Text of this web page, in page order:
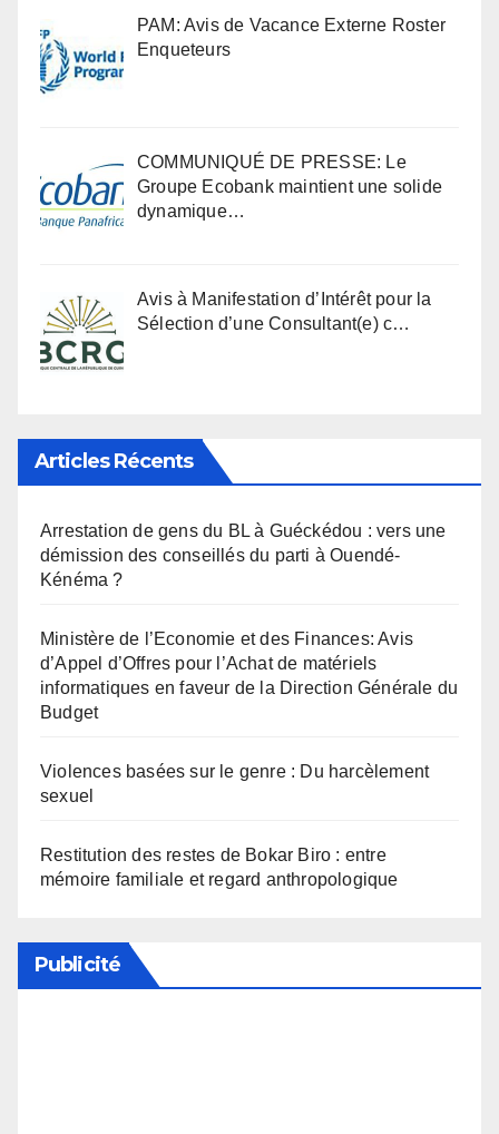
PAM: Avis de Vacance Externe Roster
Enqueteurs
COMMUNIQUÉ DE PRESSE: Le
Groupe Ecobank maintient une solide
dynamique…
Avis à Manifestation d’Intérêt pour la
Sélection d’une Consultant(e) c…
Articles Récents
Arrestation de gens du BL à Guéckédou : vers une
démission des conseillés du parti à Ouendé-
Kénéma ?
Ministère de l’Economie et des Finances: Avis
d’Appel d’Offres pour l’Achat de matériels
informatiques en faveur de la Direction Générale du
Budget
Violences basées sur le genre : Du harcèlement
sexuel
Restitution des restes de Bokar Biro : entre
mémoire familiale et regard anthropologique
Publicité